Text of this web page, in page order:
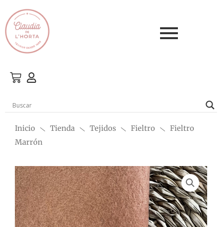
contenido
Inicio Tienda Tejidos Fieltro
Fieltro
Marrón